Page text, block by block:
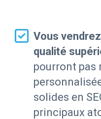
Vous
qualité
pourront pas
solides en
principaux